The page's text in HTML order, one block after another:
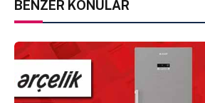
BENZER KONULAR